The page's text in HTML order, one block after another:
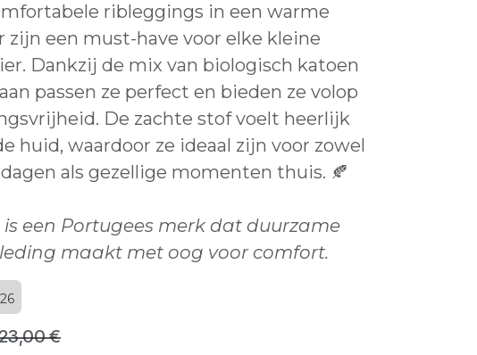
ribleggings in een warme
zijn een must-have voor elke kleine
Dankzij de mix van biologisch katoen
passen ze perfect en bieden ze volop
De zachte stof voelt heerlijk
huid, waardoor ze ideaal zijn voor zowel
als gezellige momenten thuis. 🍂
is een Portugees merk dat duurzame
maakt met oog voor comfort.
€